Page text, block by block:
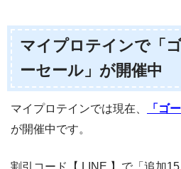
マイプロテインで「
ーセール」が開催中
マイプロテインでは現在、
「ゴ
が開催中です。